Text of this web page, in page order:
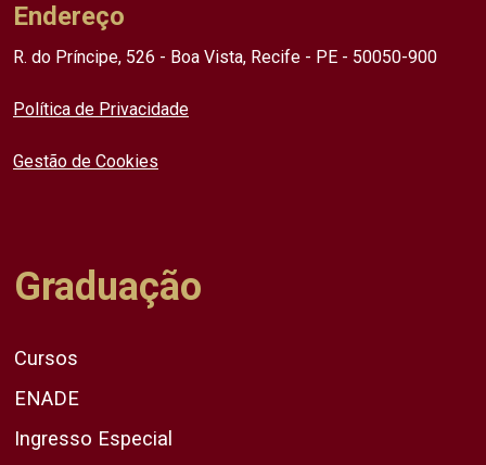
Endereço
R. do Príncipe, 526 - Boa Vista, Recife - PE - 50050-900
Política de Privacidade
Gestão de Cookies
Graduação
Cursos
ENADE
Ingresso Especial